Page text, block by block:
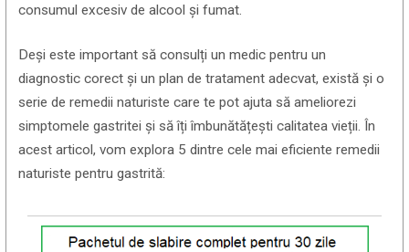
consumul excesiv de alcool și fumat.
Deși este important să consulți un medic pentru un
diagnostic corect și un plan de tratament adecvat, există și o
serie de remedii naturiste care te pot ajuta să ameliorezi
simptomele gastritei și să îți îmbunătățești calitatea vieții. În
acest articol, vom explora 5 dintre cele mai eficiente remedii
naturiste pentru gastrită: